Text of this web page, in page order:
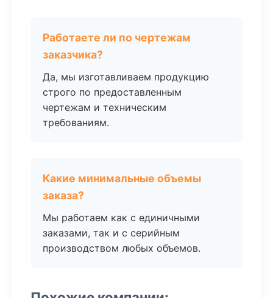
Работаете ли по чертежам
заказчика?
Да, мы изготавливаем продукцию
строго по предоставленным
чертежам и техническим
требованиям.
Какие минимальные объемы
заказа?
Мы работаем как с единичными
заказами, так и с серийным
производством любых объемов.